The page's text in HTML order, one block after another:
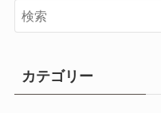
カテゴリー